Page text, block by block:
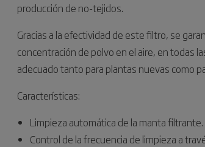
producción de no-tejidos.
Gracias a la efectividad de este filtro, se
concentración de polvo en el aire, en todas
adecuado tanto para plantas nuevas como
Características:
Limpieza automática de la manta filtrante.
Control de la frecuencia de limpieza a